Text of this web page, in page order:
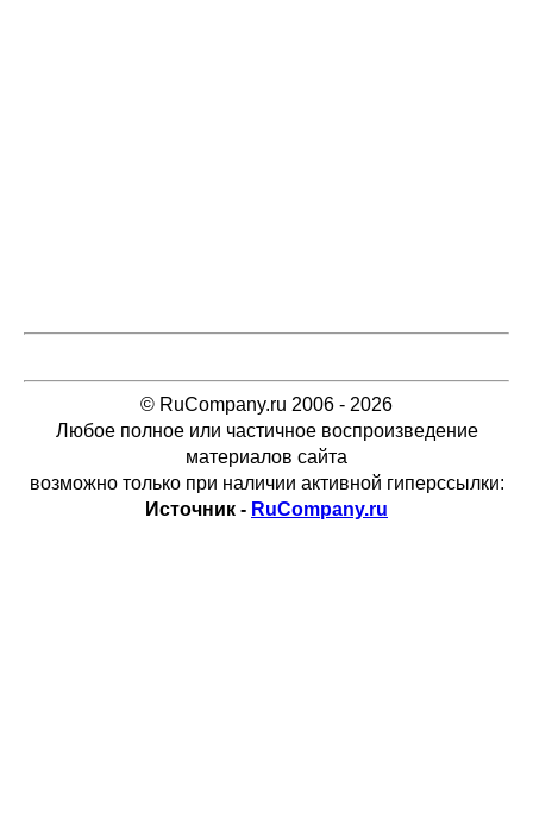
© RuCompany.ru 2006 - 2026
Любое полное или частичное воспроизведение
материалов сайта
возможно только при наличии активной гиперссылки:
Источник - RuCompany.ru